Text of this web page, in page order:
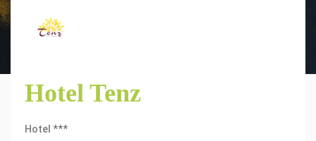
Hotel Tenz
Hotel ***